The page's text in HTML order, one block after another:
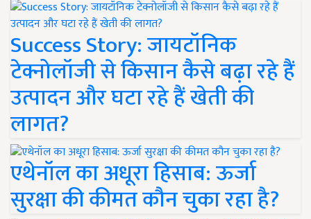
Success Story: जायटॉनिक
टेक्नोलॉजी से किसान कैसे बढ़ा रहे हैं
उत्पादन और घटा रहे हैं खेती की
लागत?
एथेनॉल का अधूरा हिसाब: ऊर्जा
सुरक्षा की कीमत कौन चुका रहा है?